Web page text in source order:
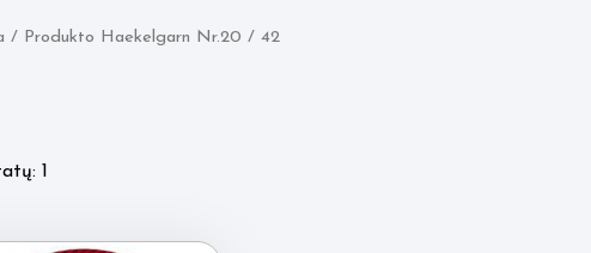
/ Produkto Haekelgarn Nr.20 / 42
1